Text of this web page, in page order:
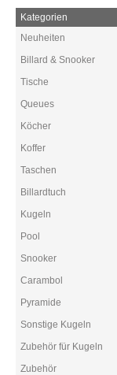
Kategorien
Neuheiten
Billard & Snooker
Tische
Queues
Köcher
Koffer
Taschen
Billardtuch
Kugeln
Pool
Snooker
Carambol
Pyramide
Sonstige Kugeln
Zubehör für Kugeln
Zubehör